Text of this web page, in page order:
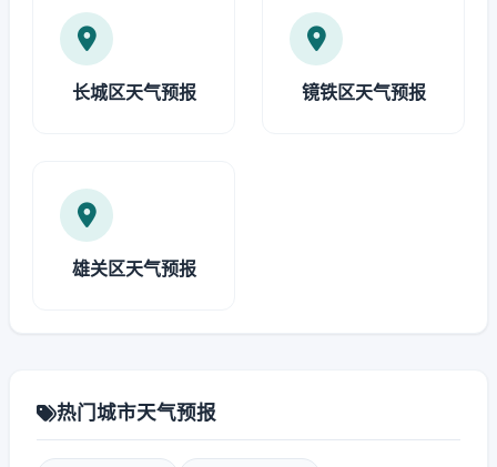
长城区天气预报 镜铁区天气预报
雄关区天气预报
热门城市天气预报